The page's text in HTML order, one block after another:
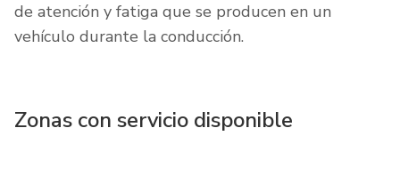
de atención y fatiga que se producen en un
vehículo durante la conducción.
Zonas con servicio disponible